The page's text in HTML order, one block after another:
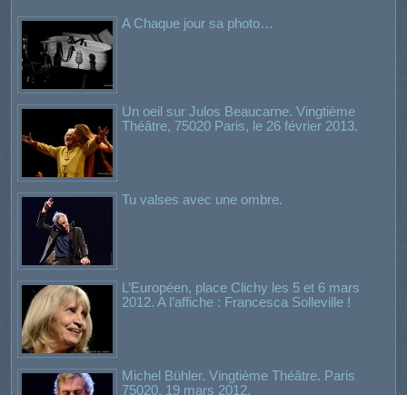
A Chaque jour sa photo…
Un oeil sur Julos Beaucarne. Vingtième
Théâtre, 75020 Paris, le 26 février 2013.
Tu valses avec une ombre.
L’Européen, place Clichy les 5 et 6 mars
2012. A l’affiche : Francesca Solleville !
Michel Bühler. Vingtième Théâtre. Paris
75020. 19 mars 2012.